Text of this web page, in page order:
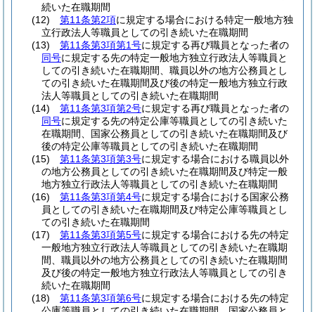
続いた在職期間
(12)
第11条第2項に規定する場合における特定一般地方独
立行政法人等職員としての引き続いた在職期間
(13)
第11条第3項第1号に規定する再び職員となった者の
同号に規定する先の特定一般地方独立行政法人等職員と
しての引き続いた在職期間、職員以外の地方公務員とし
ての引き続いた在職期間及び後の特定一般地方独立行政
法人等職員としての引き続いた在職期間
(14)
第11条第3項第2号に規定する再び職員となった者の
同号に規定する先の特定公庫等職員としての引き続いた
在職期間、国家公務員としての引き続いた在職期間及び
後の特定公庫等職員としての引き続いた在職期間
(15)
第11条第3項第3号に規定する場合における職員以外
の地方公務員としての引き続いた在職期間及び特定一般
地方独立行政法人等職員としての引き続いた在職期間
(16)
第11条第3項第4号に規定する場合における国家公務
員としての引き続いた在職期間及び特定公庫等職員とし
ての引き続いた在職期間
(17)
第11条第3項第5号に規定する場合における先の特定
一般地方独立行政法人等職員としての引き続いた在職期
間、職員以外の地方公務員としての引き続いた在職期間
及び後の特定一般地方独立行政法人等職員としての引き
続いた在職期間
(18)
第11条第3項第6号に規定する場合における先の特定